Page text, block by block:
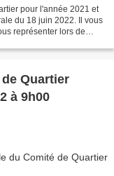
pour l'année 2021 et
du 18 juin 2022. Il vous
représenter lors de
Quartier
à 9h00